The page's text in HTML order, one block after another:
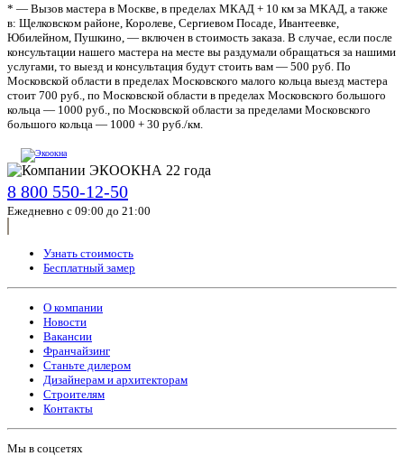
* — Вызов мастера в Москве, в пределах МКАД + 10 км за МКАД, а также
в: Щелковском районе, Королеве, Сергиевом Посаде, Ивантеевке,
Юбилейном, Пушкино, — включен в стоимость заказа. В случае, если после
консультации нашего мастера на месте вы раздумали обращаться за нашими
услугами, то выезд и консультация будут стоить вам — 500 руб. По
Московской области в пределах Московского малого кольца выезд мастера
стоит 700 руб., по Московской области в пределах Московского большого
кольца — 1000 руб., по Московской области за пределами Московского
большого кольца — 1000 + 30 руб./км.
8 800 550-12-50
Ежедневно с 09:00 до 21:00
Узнать стоимость
Бесплатный замер
О компании
Новости
Вакансии
Франчайзинг
Станьте дилером
Дизайнерам и архитекторам
Строителям
Контакты
Мы в соцсетях